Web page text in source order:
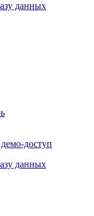
данных
данных